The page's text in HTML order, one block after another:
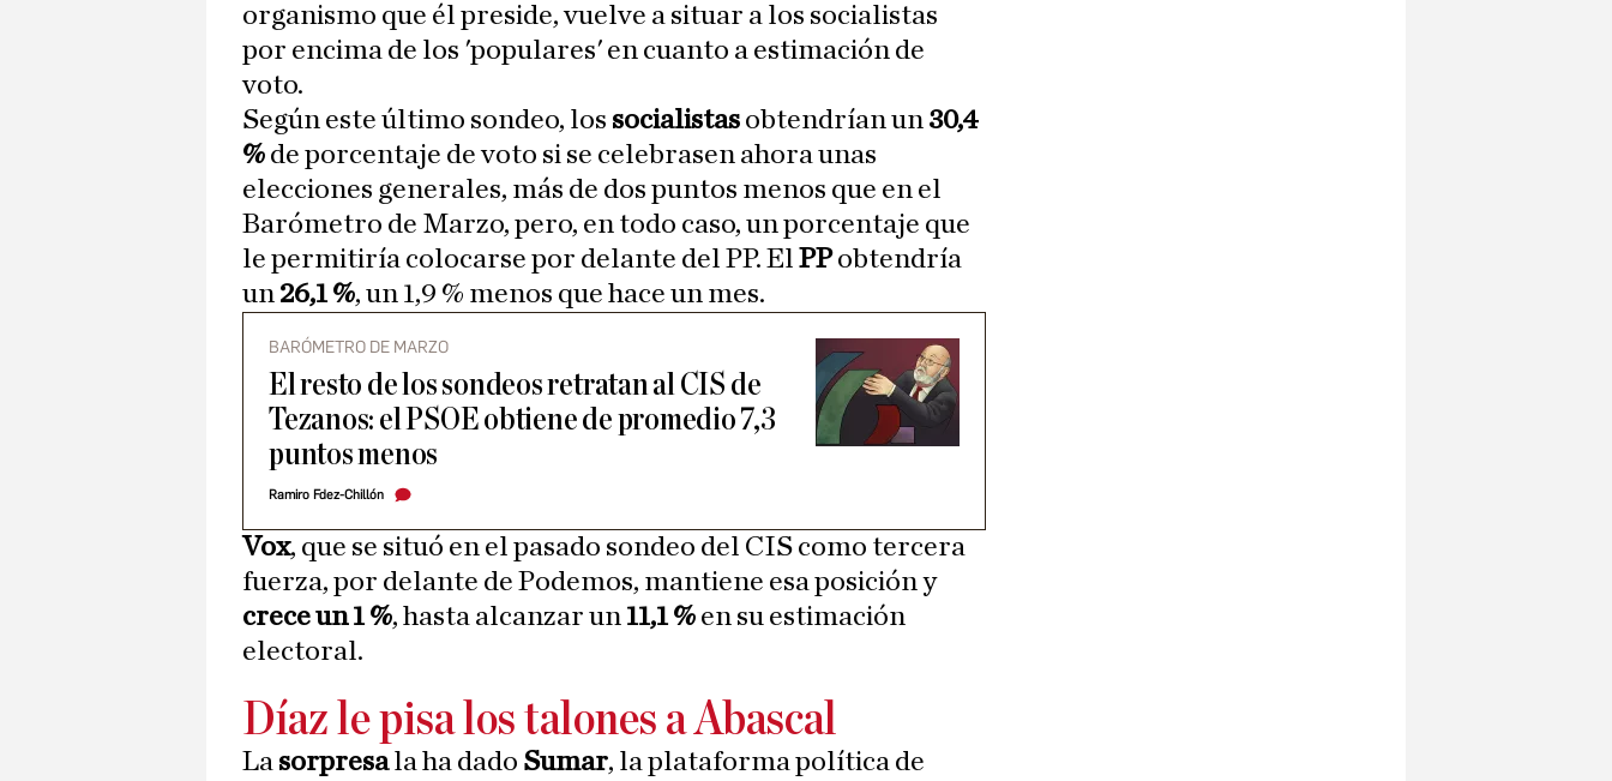
organismo que él preside, vuelve a situar a los socialistas
por encima de los 'populares' en cuanto a estimación de
voto.
Según este último sondeo, los socialistas obtendrían un 30,4
% de porcentaje de voto si se celebrasen ahora unas
elecciones generales, más de dos puntos menos que en el
Barómetro de Marzo, pero, en todo caso, un porcentaje que
le permitiría colocarse por delante del PP. El PPobtendría
un 26,1 %, un 1,9 % menos que hace un mes.
BARÓMETRO DE MARZO
El resto de los sondeos retratan al CIS de
Tezanos: el PSOE obtiene de promedio 7,3
puntos menos
Ramiro Fdez-Chillón
Vox, que se situó en el pasado sondeo del CIS como tercera
fuerza, por delante de Podemos, mantiene esa posición y
crece un 1 %, hasta alcanzar un 11,1 % en su estimación
electoral.
Díaz le pisa los talones a Abascal
La sorpresala ha dado Sumar, la plataforma política de